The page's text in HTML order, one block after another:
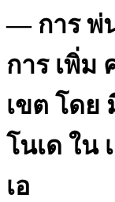
— การ พ่
การ เพิ่ม
เขต โดย
โนเด ใน
เอ